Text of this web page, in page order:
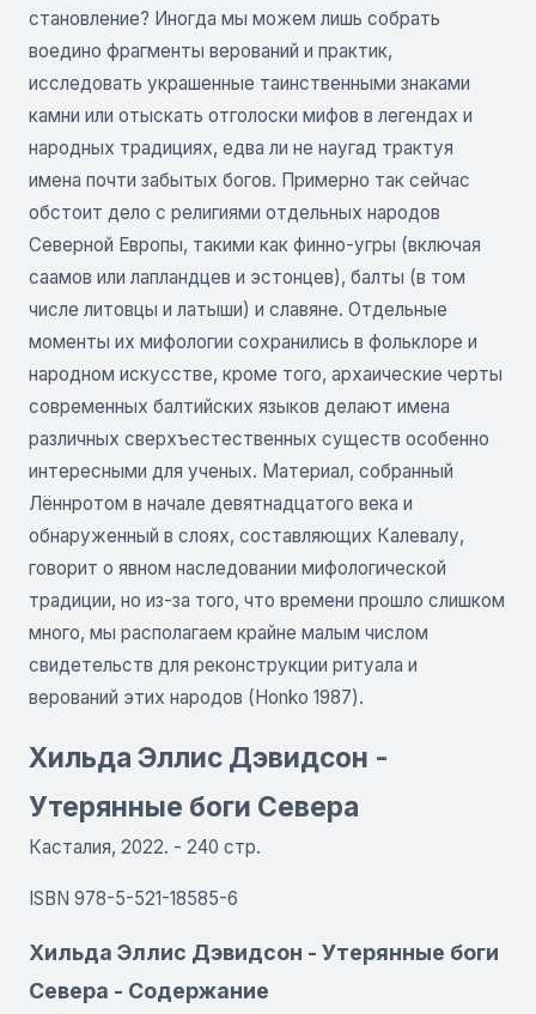
становление? Иногда мы можем лишь собрать
воедино фрагменты верований и практик,
исследовать украшенные таинственными знаками
камни или отыскать отголоски мифов в легендах и
народных традициях, едва ли не наугад трактуя
имена почти забытых богов. Примерно так сейчас
обстоит дело с религиями отдельных народов
Северной Европы, такими как финно-угры (включая
саамов или лапландцев и эстонцев), балты (в том
числе литовцы и латыши) и славяне. Отдельные
моменты их мифологии сохранились в фольклоре и
народном искусстве, кроме того, архаические черты
современных балтийских языков делают имена
различных сверхъестественных существ особенно
интересными для ученых. Материал, собранный
Лённротом в начале девятнадцатого века и
обнаруженный в слоях, составляющих Калевалу,
говорит о явном наследовании мифологической
традиции, но из-за того, что времени прошло слишком
много, мы располагаем крайне малым числом
свидетельств для реконструкции ритуала и
верований этих народов (Honko 1987).
Хильда Эллис Дэвидсон -
Утерянные боги Севера
Касталия, 2022. - 240 стр.
ISBN 978-5-521-18585-6
Хильда Эллис Дэвидсон - Утерянные боги
Севера - Содержание